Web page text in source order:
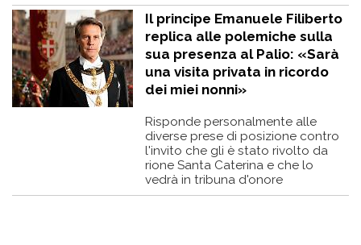
Il principe Emanuele Filiberto
replica alle polemiche sulla
sua presenza al Palio: «Sarà
una visita privata in ricordo
dei miei nonni»
Risponde personalmente alle
diverse prese di posizione contro
l'invito che gli è stato rivolto da
rione Santa Caterina e che lo
vedrà in tribuna d'onore